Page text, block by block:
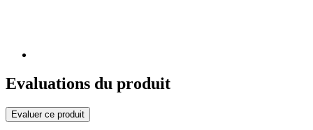
Evaluations du produit
Evaluer ce produit